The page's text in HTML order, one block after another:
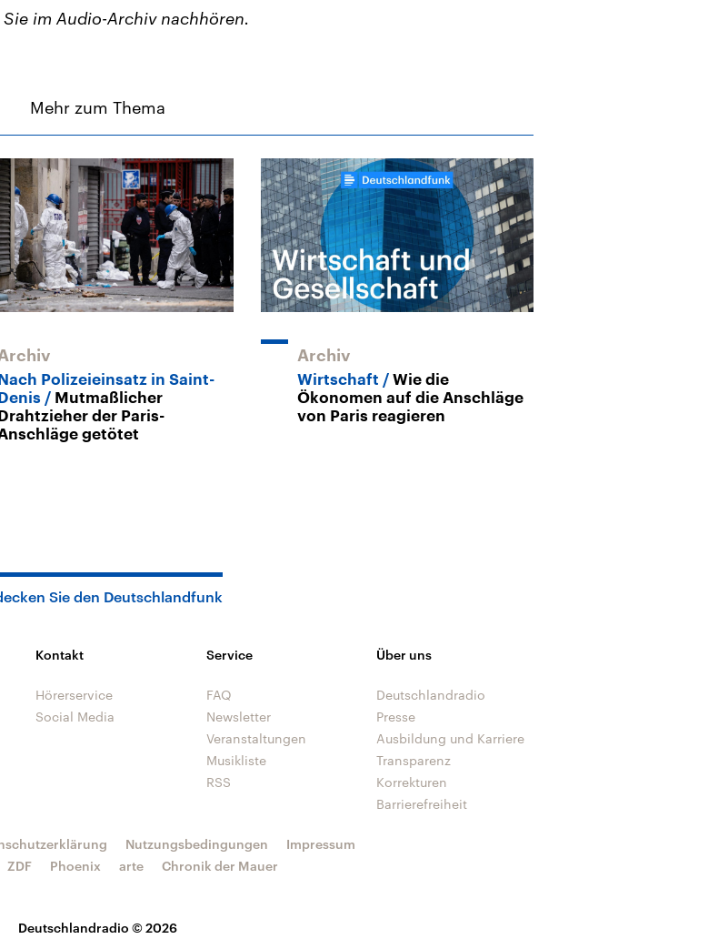
im Audio-Archiv nachhören.
Mehr zum Thema
Nach Polizeieinsatz in Saint-
Denis
Mutmaßlicher
Drahtzieher der Paris-
getötet
Archiv
Wirtschaft
Wie die
Ökonomen auf die Anschläge
von Paris reagieren
Sie den Deutschlandfunk
Kontakt
Hörerservice
Social Media
Service
FAQ
Newsletter
Veranstaltungen
Musikliste
RSS
Über uns
Deutschlandradio
Presse
Ausbildung und Karriere
Transparenz
Korrekturen
Barrierefreiheit
Deutschlandradio © 2026
Nutzungsbedingungen
Impressum
ZDF Phoenix arte Chronik der Mauer